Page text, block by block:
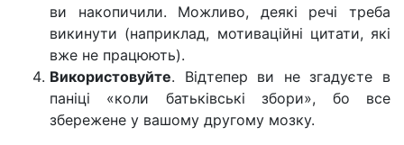
ви накопичили. Можливо, деякі речі треба
викинути (наприклад, мотиваційні цитати, які
вже не працюють).
Використовуйте. Відтепер ви не згадуєте в
паніці «коли батьківські збори», бо все
збережене у вашому другому мозку.